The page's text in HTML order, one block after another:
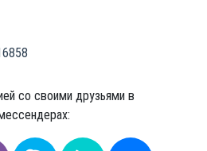
со своими друзьями в